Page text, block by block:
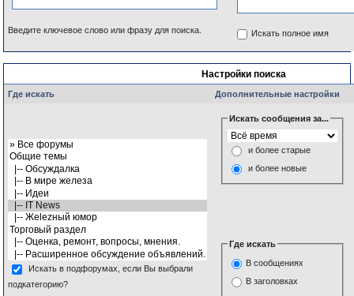
Введите ключевое слово или фразу для поиска. Искать полное имя
Настройки поиска
Где искать Дополнительные настройки
Искать в подфорумах, если Вы выбрали
подкатегорию?
Искать сообщения за...
и более старые
и более новые
Где искать
В сообщениях
В заголовках